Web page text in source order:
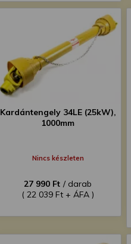
Kardántengely 34LE (25kW),
1000mm
Nincs készleten
27 990 Ft / darab
( 22 039 Ft + ÁFA )